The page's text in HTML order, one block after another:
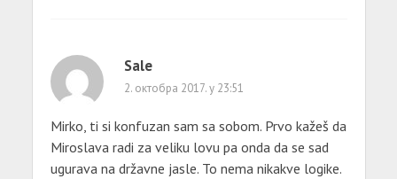
Sale
2. октобра 2017. у 23:51
Mirko, ti si konfuzan sam sa sobom. Prvo kažeš da
Miroslava radi za veliku lovu pa onda da se sad
ugurava na državne jasle. To nema nikakve logike.